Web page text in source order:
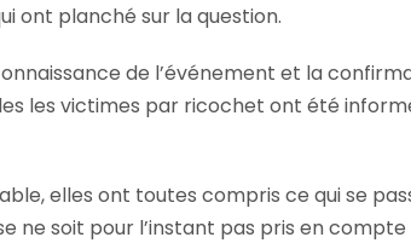
ont planché sur la question.
de l’événement et la
les victimes par ricochet ont été
elles ont toutes compris ce qui se
ne soit pour l’instant pas pris en